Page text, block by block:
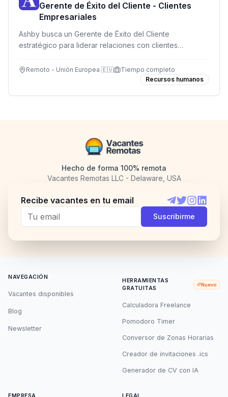
Gerente de Éxito del Cliente - Clientes
Empresariales
Ashby busca un Gerente de Éxito del Cliente
estratégico para liderar relaciones con clientes
impulsando adopción de producto y valor a largo plazo.
Remoto - Unión Europea 🇪🇺
Tiempo completo
Recursos humanos
Hecho de forma 100% remota
Vacantes Remotas LLC - Delaware, USA
Recibe vacantes en tu email
Telegram
TwitterInstagram
Suscribirme
NAVEGACIÓN
Vacantes disponibles
Blog
Newsletter
HERRAMIENTAS
GRATUITAS
Nuevo
Calculadora Freelance
Pomodoro Timer
Conversor de Zonas Horarias
Creador de invitaciones .ics
Generador de CV con IA